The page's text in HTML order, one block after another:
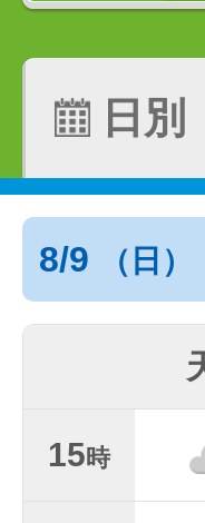
日別
8/9 （日）
15時